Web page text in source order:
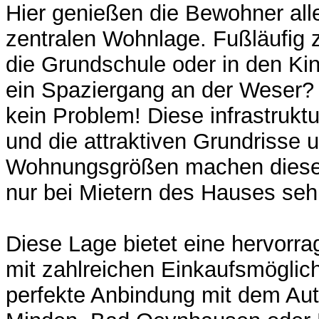
Hier genießen die Bewohner
zentralen Wohnlage. Fußläufig
die Grundschule oder in den
ein Spaziergang an der
kein Problem! Diese
und die attraktiven Grundrisse
Wohnungsgrößen machen
nur bei Mietern des Hauses
Diese Lage bietet eine
mit zahlreichen
perfekte Anbindung mit dem